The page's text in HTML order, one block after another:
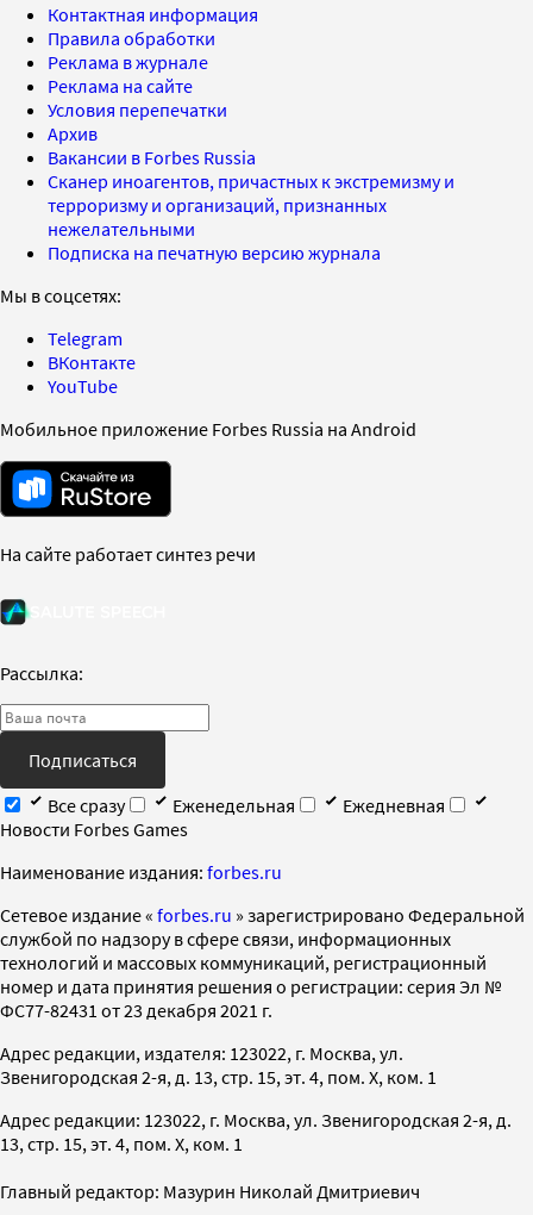
Контактная информация
Правила обработки
Реклама в журнале
Реклама на сайте
Условия перепечатки
Архив
Вакансии в Forbes Russia
Сканер иноагентов, причастных к экстремизму и
терроризму и организаций, признанных
нежелательными
Подписка на печатную версию журнала
Мы в соцсетях:
Telegram
ВКонтакте
YouTube
Мобильное приложение Forbes Russia на Android
На сайте работает синтез речи
Рассылка:
Подписаться
Все сразу
Еженедельная
Ежедневная
Новости Forbes Games
Наименование издания: forbes.ru
Cетевое издание « forbes.ru » зарегистрировано Федеральной
службой по надзору в сфере связи, информационных
технологий и массовых коммуникаций, регистрационный
номер и дата принятия решения о регистрации: серия Эл №
ФС77-82431 от 23 декабря 2021 г.
Адрес редакции, издателя: 123022, г. Москва, ул.
Звенигородская 2-я, д. 13, стр. 15, эт. 4, пом. X, ком. 1
Адрес редакции: 123022, г. Москва, ул. Звенигородская 2-я, д.
13, стр. 15, эт. 4, пом. X, ком. 1
Главный редактор: Мазурин Николай Дмитриевич